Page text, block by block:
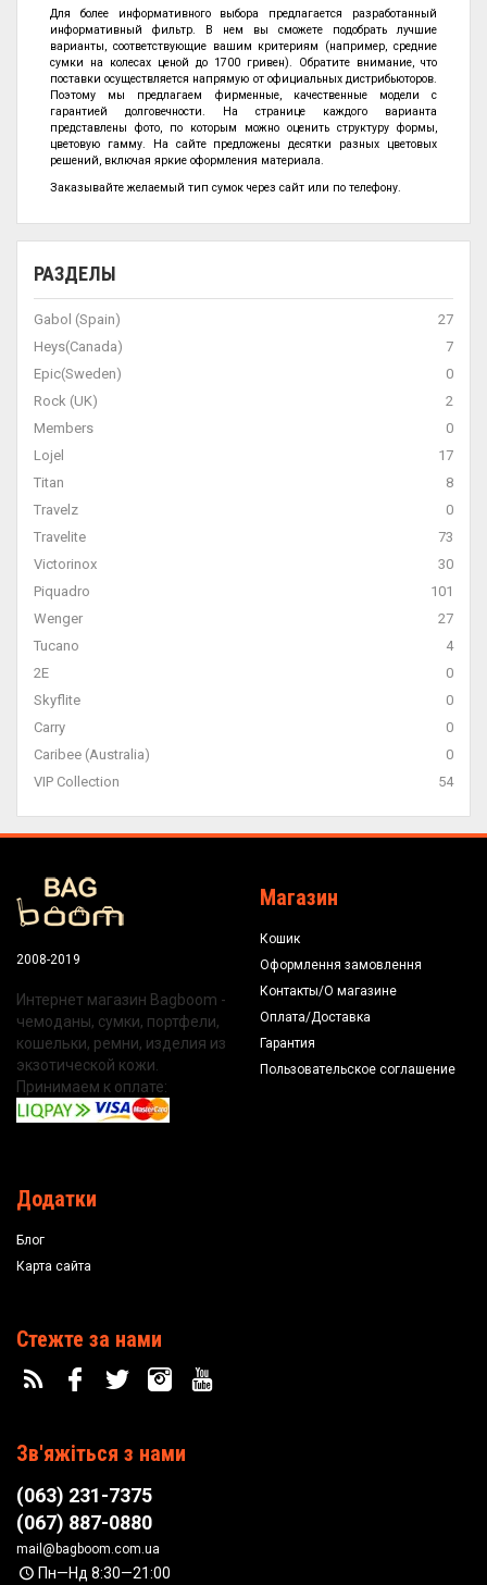
РАЗДЕЛЫ
Gabol (Spain)
27
Heys(Canada)
7
Epic(Sweden)
0
Rock (UK)
2
Members
0
Lojel
17
Titan
8
Travelz
0
Travelite
73
Victorinox
30
Piquadro
101
Wenger
27
Tucano
4
2E
0
Skyflite
0
Carry
0
Caribee (Australia)
0
VIP Collection
54
Для более информативного выбора предлагается разработанный
информативный фильтр. В нем вы сможете подобрать лучшие
варианты, соответствующие вашим критериям (например, средние
сумки на колесах ценой до 1700 гривен). Обратите внимание, что
поставки осуществляется напрямую от официальных дистрибьюторов.
Поэтому мы предлагаем фирменные, качественные модели с
гарантией долговечности. На странице каждого варианта
представлены фото, по которым можно оценить структуру формы,
цветовую гамму. На сайте предложены десятки разных цветовых
решений, включая яркие оформления материала.
Заказывайте желаемый тип сумок через сайт или по телефону.
2008-2019
Интернет магазин Bagboom -
чемоданы, сумки, портфели,
кошельки, ремни, изделия из
экзотической кожи.
Принимаем к оплате:
Магазин
Кошик
Оформлення замовлення
Контакты/О магазине
Оплата/Доставка
Гарантия
Пользовательское соглашение
Додатки
Блог
Карта сайта
Стежте за нами
Зв'яжіться з нами
(063) 231-7375
(067) 887-0880
mail@bagboom.com.ua
Пн—Нд 8:30—21:00